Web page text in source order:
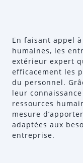
En faisant appel
humaines, les
extérieur expert
efficacement les
du personnel.
leur
ressources
mesure
adaptées aux
entreprise.